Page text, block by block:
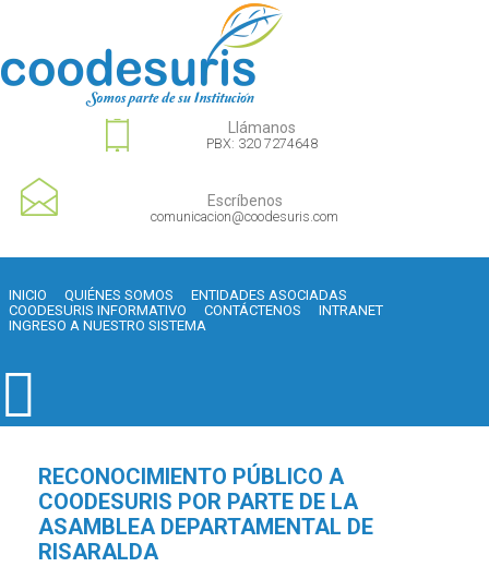
Llámanos
PBX: 320 7274648
Escríbenos
comunicacion@coodesuris.com
INICIO QUIÉNES SOMOS
ENTIDADES ASOCIADAS
COODESURIS INFORMATIVO
CONTÁCTENOS
INTRANET
INGRESO A NUESTRO SISTEMA
RECONOCIMIENTO PÚBLICO A
COODESURIS POR PARTE DE LA
ASAMBLEA DEPARTAMENTAL DE
RISARALDA